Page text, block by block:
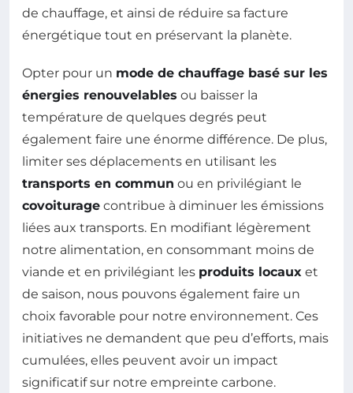
de chauffage, et ainsi de réduire sa facture
énergétique tout en préservant la planète.
Opter pour un mode de chauffage basé sur les
énergies renouvelables ou baisser la
température de quelques degrés peut
également faire une énorme différence. De plus,
limiter ses déplacements en utilisant les
transports en commun ou en privilégiant le
covoiturage contribue à diminuer les émissions
liées aux transports. En modifiant légèrement
notre alimentation, en consommant moins de
viande et en privilégiant les produits locaux et
de saison, nous pouvons également faire un
choix favorable pour notre environnement. Ces
initiatives ne demandent que peu d’efforts, mais
cumulées, elles peuvent avoir un impact
significatif sur notre empreinte carbone.